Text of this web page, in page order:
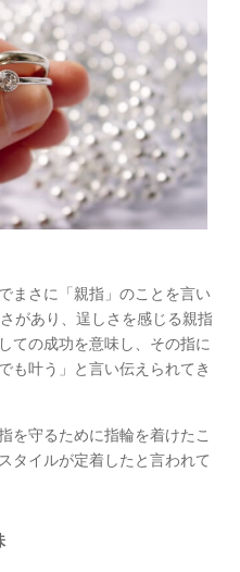
まさに「親指」のことを言い
があり、逞しさを感じる親指
ての成功を意味し、その指に
も叶う」と言い伝えられてき
を守るために指輪を着けたこ
タイルが定着したと言われて